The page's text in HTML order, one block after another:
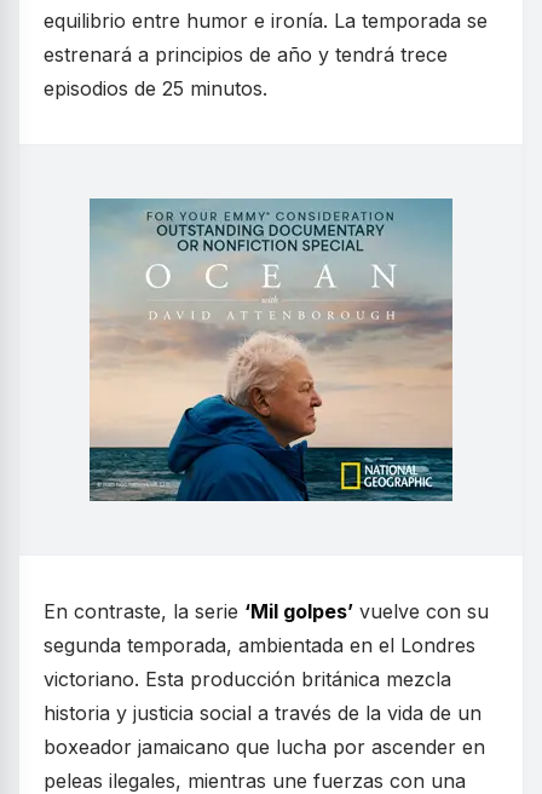
equilibrio entre humor e ironía. La temporada se
estrenará a principios de año y tendrá trece
episodios de 25 minutos.
En contraste, la serie ‘Mil golpes’ vuelve con su
segunda temporada, ambientada en el Londres
victoriano. Esta producción británica mezcla
historia y justicia social a través de la vida de un
boxeador jamaicano que lucha por ascender en
peleas ilegales, mientras une fuerzas con una